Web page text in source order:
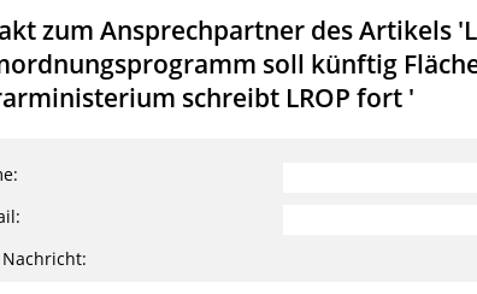
zum Ansprechpartner des Artikels
soll künftig
schreibt LROP fort '